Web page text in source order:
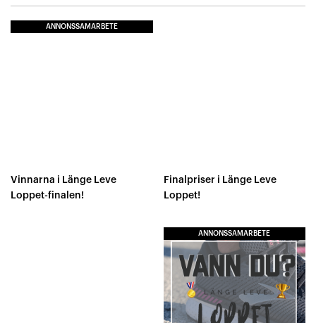
ANNONSSAMARBETE
Vinnarna i Länge Leve
Loppet-finalen!
Finalpriser i Länge Leve
Loppet!
ANNONSSAMARBETE